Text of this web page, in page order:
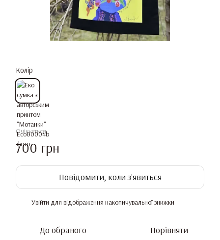
Колір
Очікується
700 грн
Повідомити, коли з'явиться
Увійти для відображення накопичувальної знижки
До обраного Порівняти